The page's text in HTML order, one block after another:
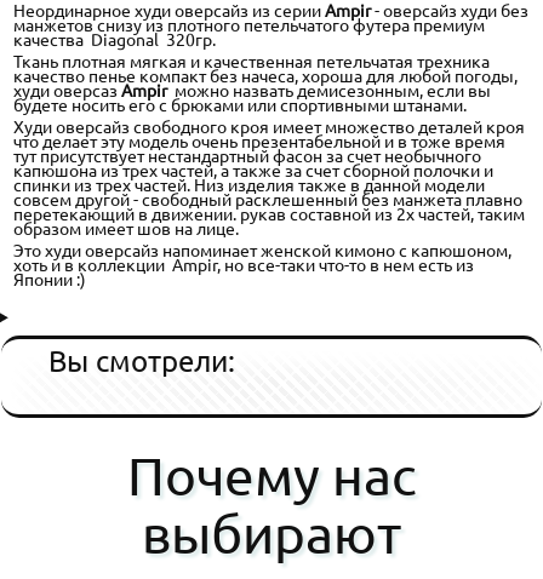
Неординарное худи оверсайз из серииAmpir- оверсайз худи без
манжетов снизу из плотного петельчатого футера премиум
качества Diagonal 320гр.
Ткань плотная мягкая и качественная петельчатая трехника
качество пенье компакт без начеса, хороша для любой погоды,
худи оверсаз Ampirможно назвать демисезонным, если вы
будете носить его с брюками или спортивными штанами.
Худи оверсайз свободного кроя имеет множество деталей кроя
что делает эту модель очень презентабельной и в тоже время
тут присутствует нестандартный фасон за счет необычного
капюшона из трех частей, а также за счет сборной полочки и
спинки из трех частей. Низ изделия также в данной модели
совсем другой - свободный расклешенный без манжета плавно
перетекающий в движении. рукав составной из 2х частей, таким
образом имеет шов на лице.
Это худи оверсайз напоминает женской кимоно с капюшоном,
хоть и в коллекции Ampir, но все-таки что-то в нем есть из
Японии :)
Вы смотрели:
Почему нас
выбирают